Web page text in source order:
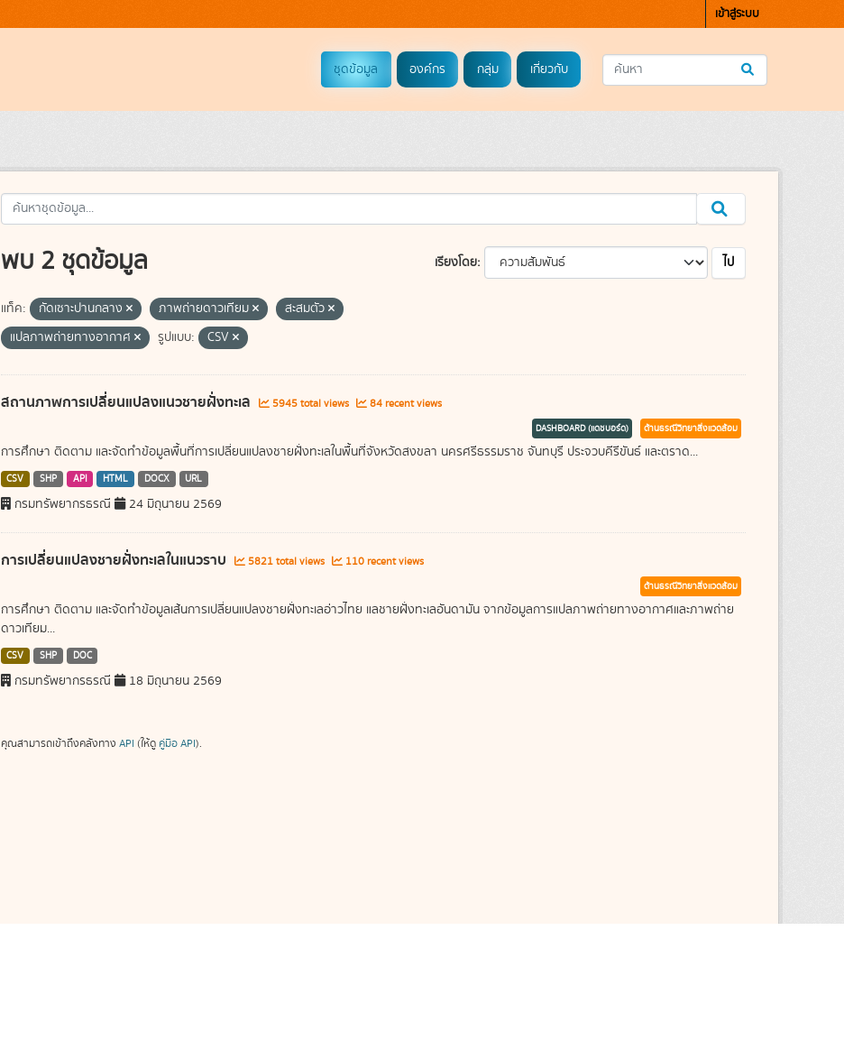
เข้าสู่ระบบ
ชุดข้อมูล องค์กร กลุ่ม เกี่ยวกับ
เรียงโดย ไป
พบ 2 ชุดข้อมูล
แท็ค: กัดเซาะปานกลาง ภาพถ่ายดาวเทียม
สะสมตัว
แปลภาพถ่ายทางอากาศ
รูปแบบ: CSV
สถานภาพการเปลี่ยนแปลงแนวชายฝั่งทะเล 5945 total views 84 recent views
DASHBOARD (แดชบอร์ด) ด้านธรณีวิทยาสิ่งแวดล้อม
การศึกษา ติดตาม และจัดทำข้อมูลพื้นที่การเปลี่ยนแปลงชายฝั่งทะเลในพื้นที่จังหวัดสงขลา นครศรีธรรมราช จันทบุรี ประจวบคีรีขันธ์ และตราด...
CSV SHP API HTML DOCX URL
กรมทรัพยากรธรณี 24 มิถุนายน 2569
การเปลี่ยนแปลงชายฝั่งทะเลในแนวราบ 5821 total views 110 recent views
ด้านธรณีวิทยาสิ่งแวดล้อม
การศึกษา ติดตาม และจัดทำข้อมูลเส้นการเปลี่ยนแปลงชายฝั่งทะเลอ่าวไทย แลชายฝั่งทะเลอันดามัน จากข้อมูลการแปลภาพถ่ายทางอากาศและภาพถ่าย
ดาวเทียม...
CSV SHP DOC
กรมทรัพยากรธรณี 18 มิถุนายน 2569
คุณสามารถเข้าถึงคลังทาง API (ให้ดู คู่มือ API).